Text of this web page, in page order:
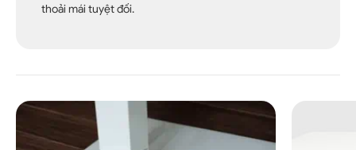
thoải mái tuyệt đối.